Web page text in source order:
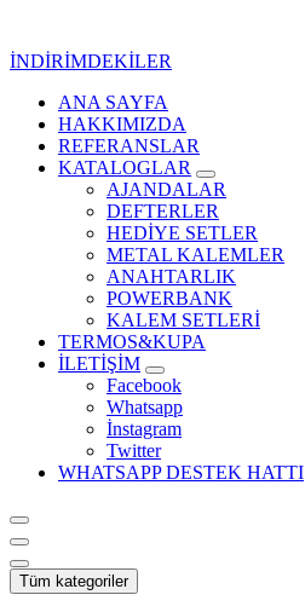
İNDİRİMDEKİLER
Kurumsal Promosyon-Hediyelik
ANA SAYFA
HAKKIMIZDA
REFERANSLAR
KATALOGLAR
AJANDALAR
DEFTERLER
HEDİYE SETLER
METAL KALEMLER
ANAHTARLIK
POWERBANK
KALEM SETLERİ
TERMOS&KUPA
İLETİŞİM
Facebook
Whatsapp
İnstagram
Twitter
WHATSAPP DESTEK HATTI
Tüm kategoriler